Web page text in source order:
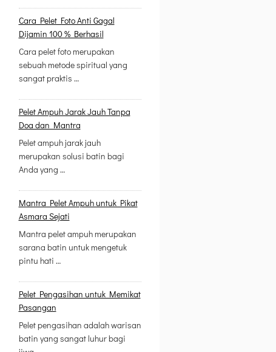
Cara Pelet Foto Anti Gagal
Dijamin 100 % Berhasil
Cara pelet foto merupakan
sebuah metode spiritual yang
sangat praktis …
Pelet Ampuh Jarak Jauh Tanpa
Doa dan Mantra
Pelet ampuh jarak jauh
merupakan solusi batin bagi
Anda yang …
Mantra Pelet Ampuh untuk Pikat
Asmara Sejati
Mantra pelet ampuh merupakan
sarana batin untuk mengetuk
pintu hati …
Pelet Pengasihan untuk Memikat
Pasangan
Pelet pengasihan adalah warisan
batin yang sangat luhur bagi